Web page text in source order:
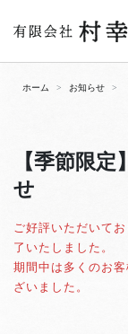
ホーム お知らせ
【季節限
せ
ご好評いただいて
了いたしました。
期間中は多くのお
ざいました。